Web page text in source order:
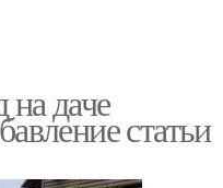
на даче
статьи